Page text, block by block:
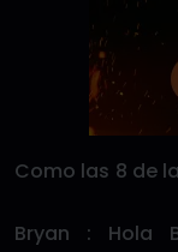
Como las 8 de
Bryan : Hola